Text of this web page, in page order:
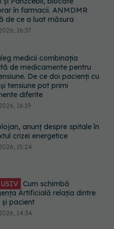
medicii combinația
de medicamente pentru
De ce doi pacienți cu
tensiune pot primi
anunț despre spitale în
crizei energetice
15:24
Cum schimbă
Artificială relația dintre
pacient
pe care trebuie să le faci
de ani ca să întârzii
cu până la 13 ani
13:03